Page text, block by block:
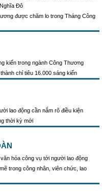
Đô
được chăm lo trong Tháng Công
kiến trong ngành Công Thương
chỉ tiêu 16.000 sáng kiến
lao động cần nắm rõ điều kiện
thời kỳ mới
hóa công vụ tới người lao động
trong công nhân, viên chức, lao